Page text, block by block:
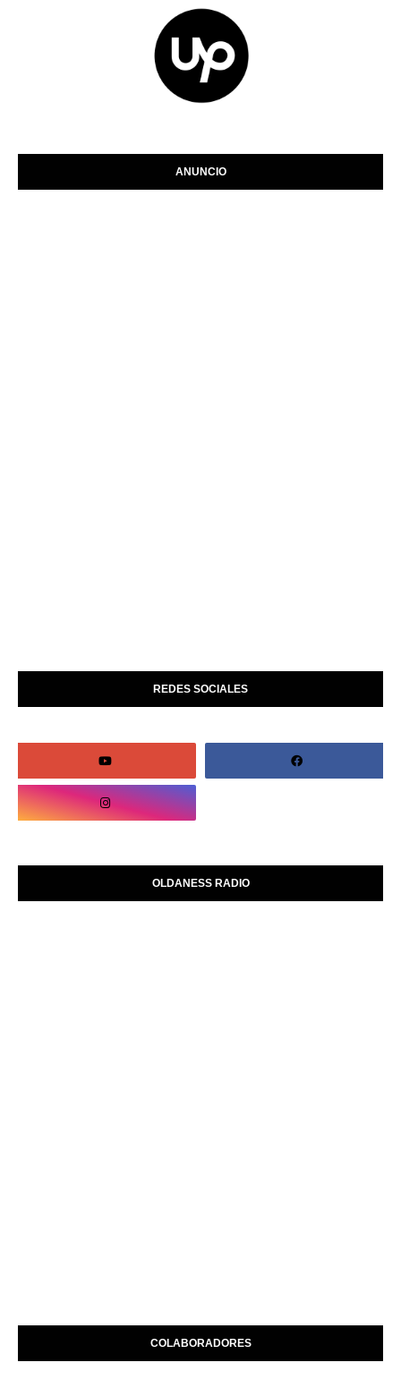
ANUNCIO
REDES SOCIALES
OLDANESS RADIO
COLABORADORES